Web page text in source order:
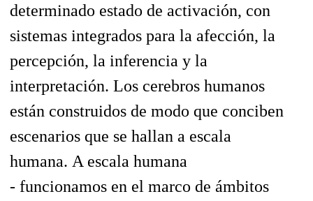
determinado estado de activación, con
sistemas integrados para la afección, la
percepción, la inferencia y la
interpretación. Los cerebros humanos
están construidos de modo que conciben
escenarios que se hallan a escala
humana. A escala humana
- funcionamos en el marco de ámbitos